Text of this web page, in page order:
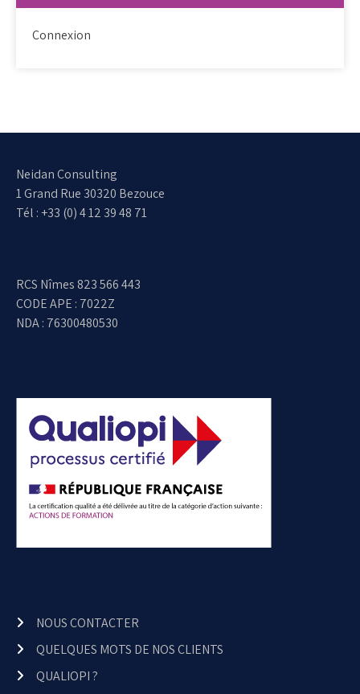
Connexion
Neidan Consulting
1 Grand Rue 30320 Bezouce
Tél : +33 (0) 4 12 39 48 71
RCS Nîmes 823 566 443
CODE APE : 7022Z
NDA : 76300480530
NOUS CONTACTER
QUELQUES MOTS DE NOS CLIENTS
QUALIOPI ?